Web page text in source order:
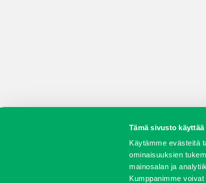
Tämä sivusto käyttää
Käytämme evästeitä
ominaisuuksien
mainosalan ja
Kumppanimme
Vaihtokoneet Kalusteet